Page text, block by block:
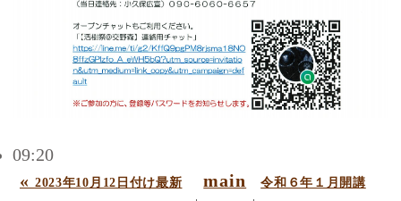
09:20
« 2023年10月12日付け最新
main
令和６年１月開講